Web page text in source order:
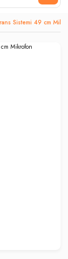
Sistemi 49 cm